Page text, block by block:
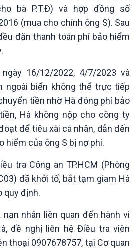
Góc nhìn VOV1
Bình luận
10 phút Sự kiện - Luận bàn
bà P.T.Đ) và hợp đồng số
(mua cho chính ông S). Sau
đặn thanh toán phí bảo hiểm
16/12/2022, 4/7/2023 và
ngoài biển không thể trực tiếp
tiền nhờ Hà đóng phí bảo
Hà không nộp cho công ty
để tiêu xài cá nhân, dẫn đến
hiểm của ông S bị nợ phí.
tra Công an TP.HCM (Phòng
đã khởi tố, bắt tạm giam Hà
quy định.
nạn nhân liên quan đến hành vi
đề nghị liên hệ Điều tra viên
thoại 0907678757, tại Cơ quan